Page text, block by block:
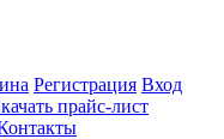
Регистрация Вход
прайс-лист